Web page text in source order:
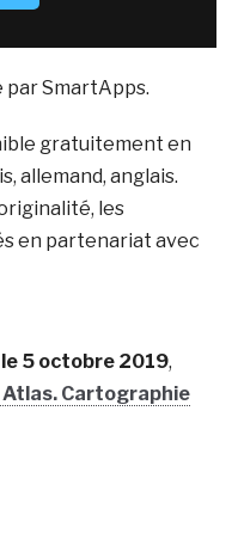
par SmartApps.
gratuitement en
allemand, anglais.
les
en partenariat avec
5 octobre 2019,
Cartographie